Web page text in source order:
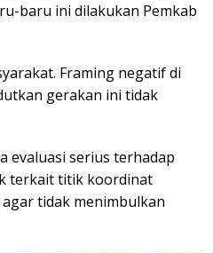
baru ini dilakukan Pemkab
Framing negatif di
gerakan ini tidak
evaluasi serius terhadap
terkait titik koordinat
tidak menimbulkan